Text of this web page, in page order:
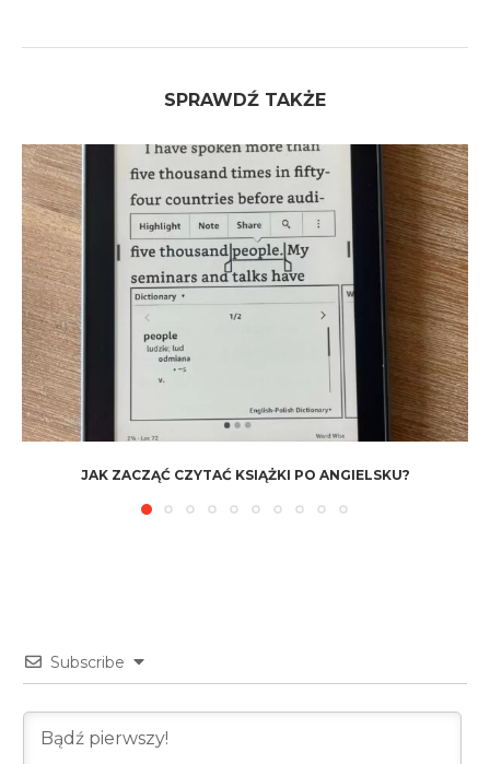
SPRAWDŹ TAKŻE
JAK ZACZĄĆ CZYTAĆ KSIĄŻKI PO ANGIELSKU?
Subscribe